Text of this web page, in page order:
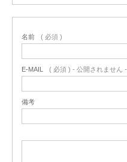
名前 ( 必須 )
E-MAIL ( 必須 ) - 公開されません -
備考